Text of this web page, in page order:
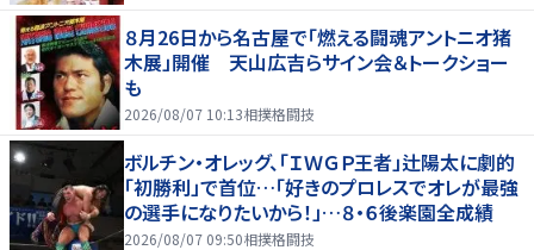
８月26日から名古屋で「燃える闘魂アントニオ猪
木展」開催 天山広吉らサイン会＆トークショー
も
2026/08/07 10:13相撲格闘技
ボルチン・オレッグ、「ＩＷＧＰ王者」辻陽太に劇的
「初勝利」で首位…「好きのプロレスでオレが最強
の選手になりたいから！」…８・６後楽園全成績
2026/08/07 09:50相撲格闘技